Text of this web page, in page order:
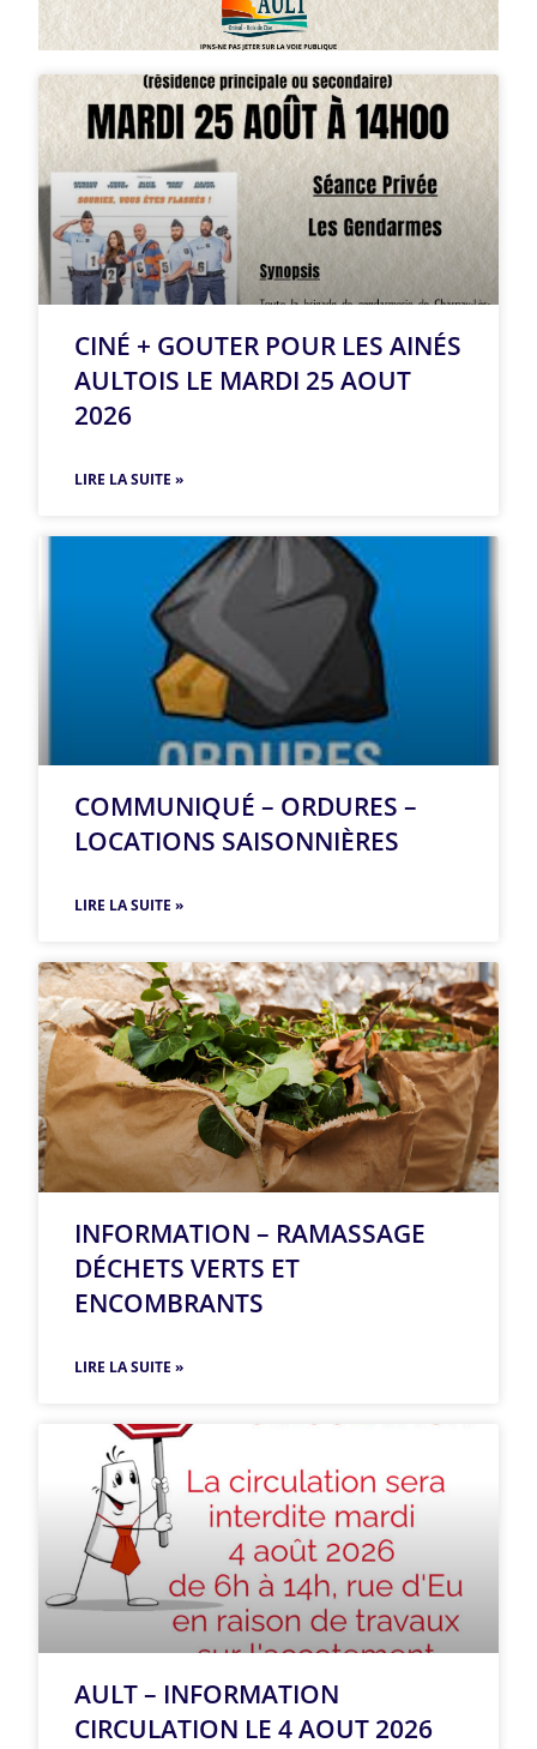
CINÉ + GOUTER POUR LES AINÉS
AULTOIS LE MARDI 25 AOUT
2026
LIRE LA SUITE »
COMMUNIQUÉ – ORDURES –
LOCATIONS SAISONNIÈRES
LIRE LA SUITE »
INFORMATION – RAMASSAGE
DÉCHETS VERTS ET
ENCOMBRANTS
LIRE LA SUITE »
AULT – INFORMATION
CIRCULATION LE 4 AOUT 2026